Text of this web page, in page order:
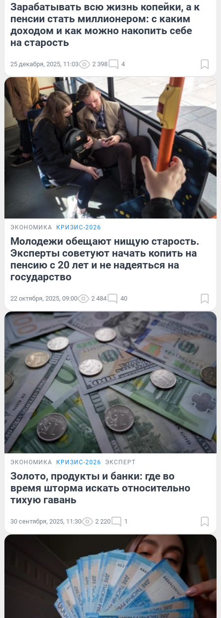
Зарабатывать всю жизнь копейки, а к
пенсии стать миллионером: с каким
доходом и как можно накопить себе
на старость
25 декабря, 2025, 11:03 2 398 4
ЭКОНОМИКА КРИЗИС-2026
Молодежи обещают нищую старость.
Эксперты советуют начать копить на
пенсию с 20 лет и не надеяться на
государство
22 октября, 2025, 09:00 2 484 40
ЭКОНОМИКА КРИЗИС-2026 ЭКСПЕРТ
Золото, продукты и банки: где во
время шторма искать относительно
тихую гавань
30 сентября, 2025, 11:30 2 220 1